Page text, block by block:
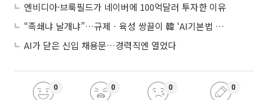
엔비디아·브룩필드가 네이버에 100억달러 투자한 이유
“족쇄냐 날개냐”…규제ㆍ육성 쌍끌이 韓 ‘AI기본법 개정안’ 오늘 시행
AI가 닫은 신입 채용문…경력직엔 열었다
0 0 0 0